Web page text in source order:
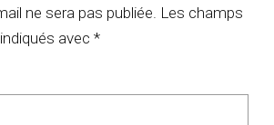
ne sera pas publiée. Les champs
avec *